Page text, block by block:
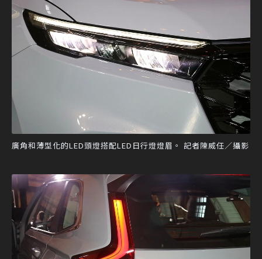
廣角和薄型化的LED頭燈搭配LED日行燈燈眉。 記者陳威任／攝影